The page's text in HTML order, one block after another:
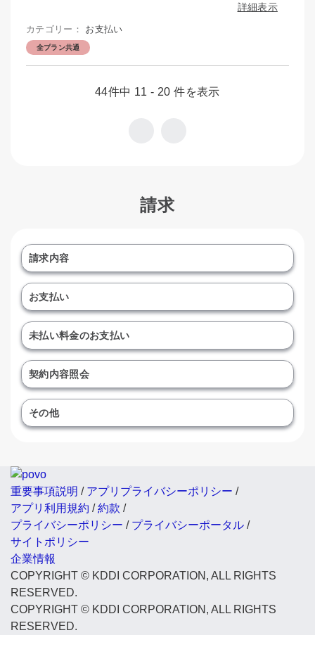
詳細表示
カテゴリー： お支払い
全プラン共通
44件中 11 - 20 件を表示
請求
請求内容
お支払い
未払い料金のお支払い
契約内容照会
その他
重要事項説明 / アプリプライバシーポリシー /
アプリ利用規約 /約款 /
プライバシーポリシー / プライバシーポータル /
サイトポリシー
企業情報
COPYRIGHT © KDDI CORPORATION, ALL RIGHTS
RESERVED.
COPYRIGHT © KDDI CORPORATION, ALL RIGHTS
RESERVED.